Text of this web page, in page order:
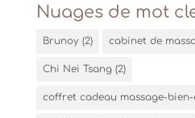
Nuages de mot
Brunoy(2) cabinet de
Chi Nei Tsang(2)
coffret cadeau massage-